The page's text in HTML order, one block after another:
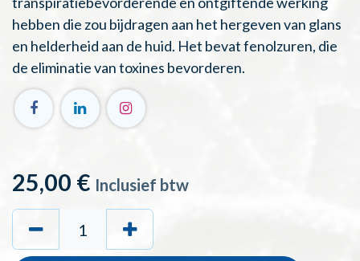
hebben die zou bijdragen aan het hergeven van glans
en helderheid aan de huid. Het bevat fenolzuren, die
de eliminatie van toxines bevorderen.
25,00 € Inclusief btw